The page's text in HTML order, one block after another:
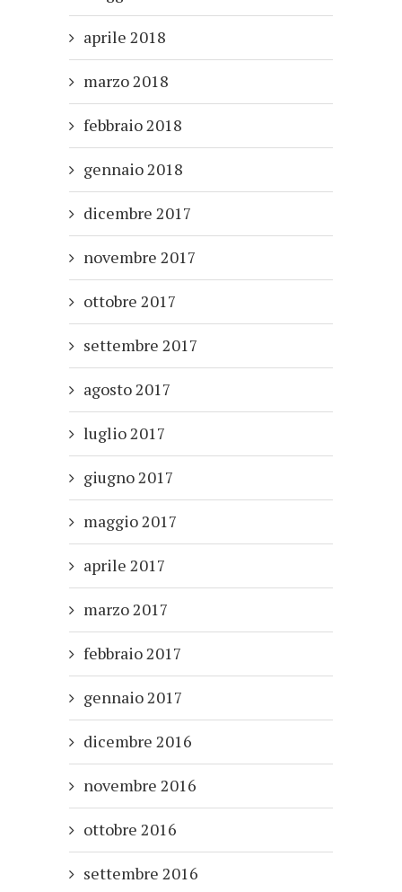
aprile 2018
marzo 2018
febbraio 2018
gennaio 2018
dicembre 2017
novembre 2017
ottobre 2017
settembre 2017
agosto 2017
luglio 2017
giugno 2017
maggio 2017
aprile 2017
marzo 2017
febbraio 2017
gennaio 2017
dicembre 2016
novembre 2016
ottobre 2016
settembre 2016